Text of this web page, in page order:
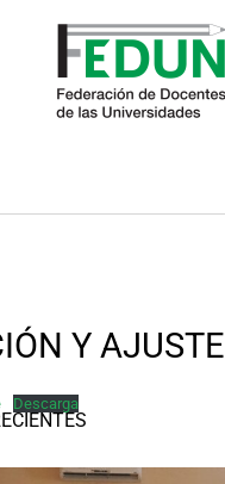
Y AJUSTE
Descarga